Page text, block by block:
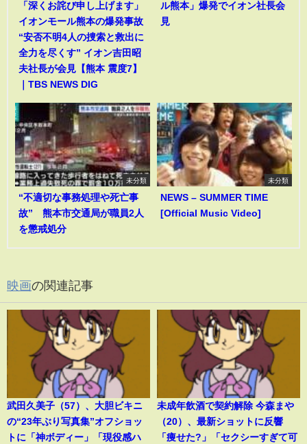
「深くお詫び申し上げます」
イオンモール熊本の爆発事故
“安否不明4人の捜索と救出に
全力を尽くす” イオン吉田昭
夫社長が会見【熊本 震度7】
｜TBS NEWS DIG
ル熊本」爆発でイオン社長会
見
未分類
“不適切な事務処理や死亡事
故” 熊本市交通局が職員2人
を懲戒処分
未分類
NEWS – SUMMER TIME
[Official Music Video]
映画の関連記事
武田久美子（57）、大胆ビキニ
の“23年ぶり写真集”オフショッ
トに「神ボディー」「現役感ハ
未成年飲酒で契約解除 今森まや
（20）、最新ショットに反響
「痩せた?」「セクシーすぎて可